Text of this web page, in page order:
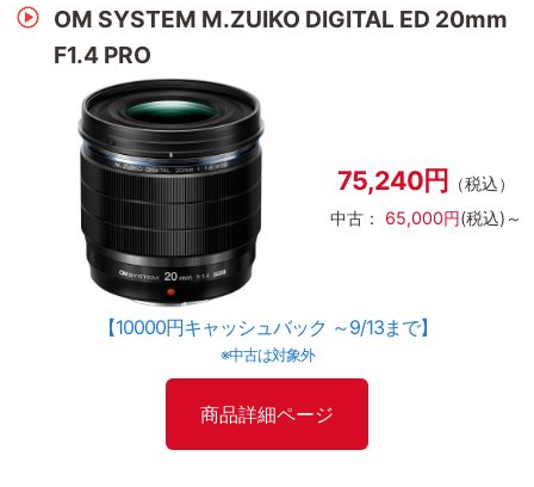
OM SYSTEM M.ZUIKO DIGITAL ED 20mm
F1.4 PRO
75,240円
（税込）
中古： 65,000円(税込)～
【10000円キャッシュバック ～9/13まで】
※中古は対象外
商品詳細ページ